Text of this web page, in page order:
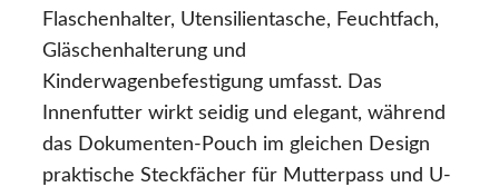
Flaschenhalter, Utensilientasche, Feuchtfach,
Gläschenhalterung und
Kinderwagenbefestigung umfasst. Das
Innenfutter wirkt seidig und elegant, während
das Dokumenten-Pouch im gleichen Design
praktische Steckfächer für Mutterpass und U-